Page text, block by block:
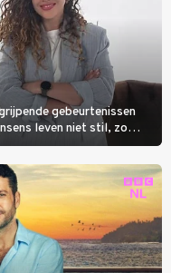
gebeurtenissen
leven niet stil, zo